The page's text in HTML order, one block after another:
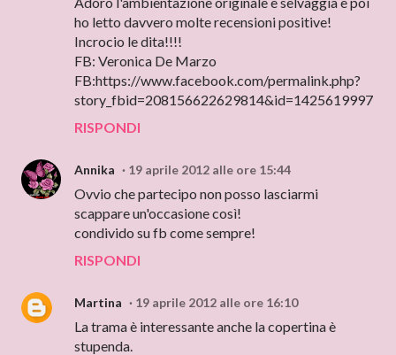
ho letto davvero molte recensioni positive!
Incrocio le dita!!!!
FB: Veronica De Marzo
FB:https://www.facebook.com/permalink.php?
story_fbid=208156622629814&id=1425619997
RISPONDI
Annika 19 aprile 2012 alle ore 15:44
Ovvio che partecipo non posso lasciarmi
scappare un'occasione così!
condivido su fb come sempre!
RISPONDI
Martina 19 aprile 2012 alle ore 16:10
La trama è interessante anche la copertina è
stupenda.